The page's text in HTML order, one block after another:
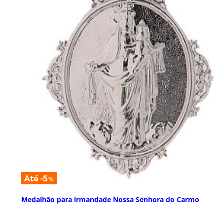
Até -5%
Medalhão para irmandade Nossa Senhora do Carmo